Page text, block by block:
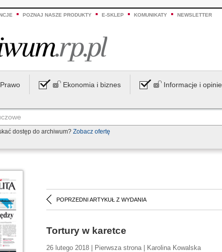
POZNAJ NASZE PRODUKTY E-SKLEP KOMUNIKATY NEWSLETTER
Prawo Ekonomia i biznes Informacje i opinie
dostęp do archiwum? Zobacz ofertę
POPRZEDNI ARTYKUŁ Z WYDANIA
Tortury w karetce
26 lutego 2018 | Pierwsza strona | Karolina Kowalska